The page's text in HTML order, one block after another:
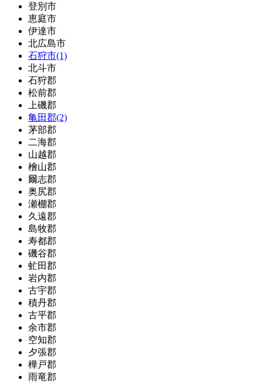
登別市
恵庭市
伊達市
北広島市
石狩市(1)
北斗市
石狩郡
松前郡
上磯郡
亀田郡(2)
茅部郡
二海郡
山越郡
檜山郡
爾志郡
奥尻郡
瀬棚郡
久遠郡
島牧郡
寿都郡
磯谷郡
虻田郡
岩内郡
古宇郡
積丹郡
古平郡
余市郡
空知郡
夕張郡
樺戸郡
雨竜郡